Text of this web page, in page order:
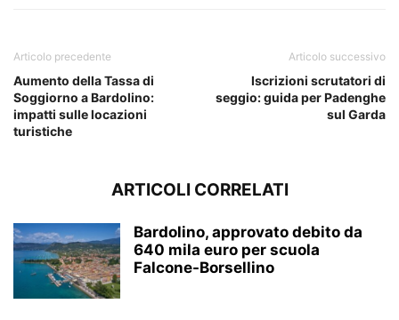
Articolo precedente
Aumento della Tassa di
Soggiorno a Bardolino:
impatti sulle locazioni
turistiche
Articolo successivo
Iscrizioni scrutatori di
seggio: guida per Padenghe
sul Garda
ARTICOLI CORRELATI
Bardolino, approvato debito da
640 mila euro per scuola
Falcone-Borsellino